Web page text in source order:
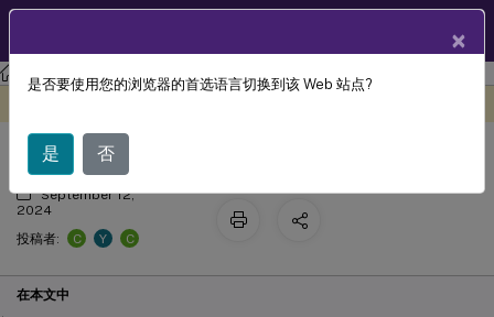
Profile Management Profile Management 2407
升级 Profile Management
September 12,
2024
投稿者:
C Y C
在本文中
×
是否要使用您的浏览器的首选语言切换到该 Web 站点?
是 否